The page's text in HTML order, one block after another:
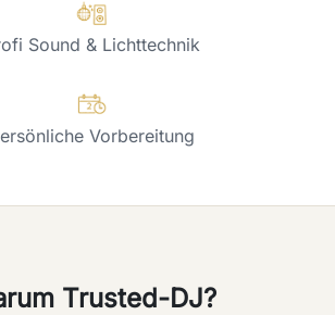
Sound & Lichttechnik
Vorbereitung
Trusted-DJ?